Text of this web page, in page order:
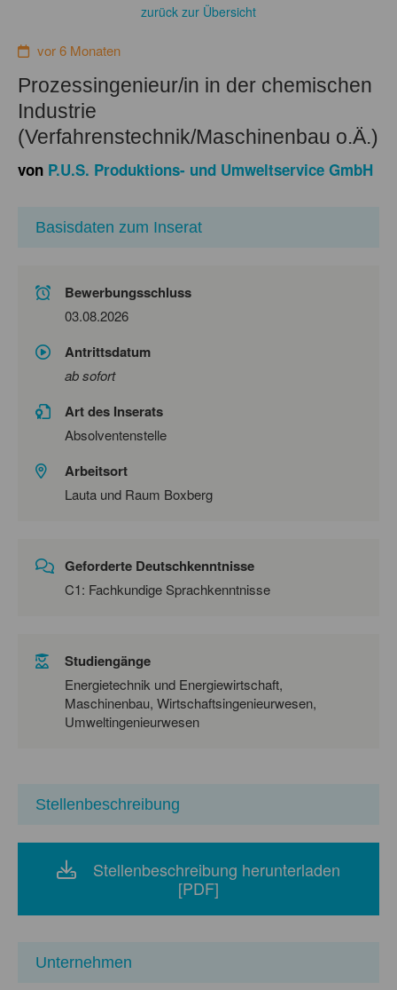
zurück zur Übersicht
vor 6 Monaten
Prozessingenieur/in in der chemischen
Industrie
(Verfahrenstechnik/Maschinenbau o.Ä.)
von P.U.S. Produktions- und Umweltservice GmbH
Basisdaten zum Inserat
Bewerbungsschluss
03.08.2026
Antrittsdatum
ab sofort
Art des Inserats
Absolventenstelle
Arbeitsort
Lauta und Raum Boxberg
Geforderte Deutschkenntnisse
C1: Fachkundige Sprachkenntnisse
Studiengänge
Energietechnik und Energiewirtschaft,
Maschinenbau, Wirtschaftsingenieurwesen,
Umweltingenieurwesen
Stellenbeschreibung
Stellenbeschreibung herunterladen
[PDF]
Unternehmen